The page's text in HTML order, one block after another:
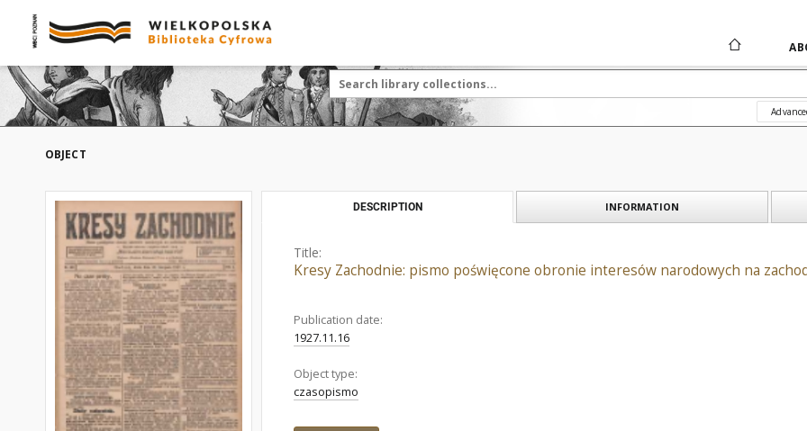
OBJECT
DESCRIPTION INFORMATION
Title:
Kresy Zachodnie: pismo poświęcone obronie interesów narodowych na
Publication date:
1927.11.16
Object type:
czasopismo